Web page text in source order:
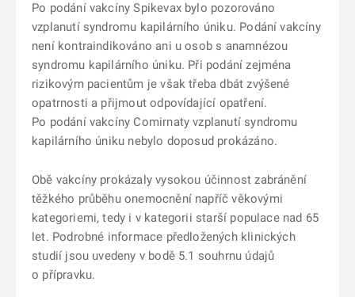
Po podání vakcíny Spikevax bylo pozorováno
vzplanutí syndromu kapilárního úniku. Podání vakcíny
není kontraindikováno ani u osob s anamnézou
syndromu kapilárního úniku. Při podání zejména
rizikovým pacientům je však třeba dbát zvýšené
opatrnosti a přijmout odpovídající opatření.
Po podání vakcíny Comirnaty vzplanutí syndromu
kapilárního úniku nebylo doposud prokázáno.
Obě vakcíny prokázaly vysokou účinnost zabránění
těžkého průběhu onemocnění napříč věkovými
kategoriemi, tedy i v kategorii starší populace nad 65
let. Podrobné informace předložených klinických
studií jsou uvedeny v bodě 5.1 souhrnu údajů
o přípravku.